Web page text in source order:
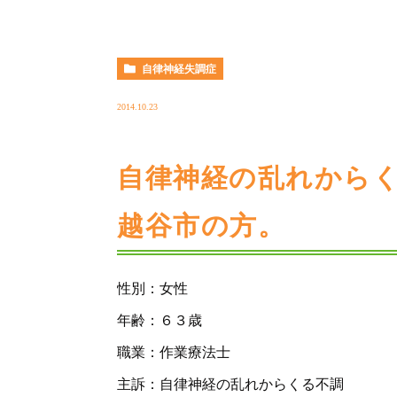
自律神経失調症
2014.10.23
自律神経の乱れから
越谷市の方。
性別：女性
年齢：６３歳
職業：作業療法士
主訴：自律神経の乱れからくる不調